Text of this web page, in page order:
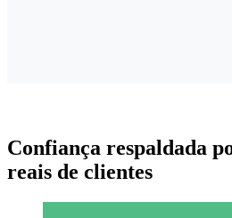
Confiança respaldada
reais de clientes